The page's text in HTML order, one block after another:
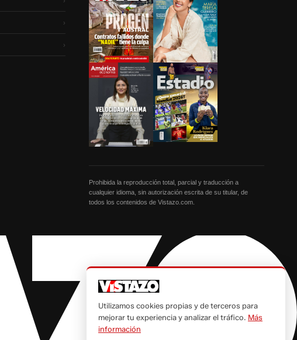
›
›
Prohibida la reproducción total, parcial y traducción a
cualquier idioma, sin autorización escrita de su titular, de
todos los contenidos de Vistazo.com.
Utilizamos cookies propias y de terceros para
mejorar tu experiencia y analizar el tráfico. Más
información